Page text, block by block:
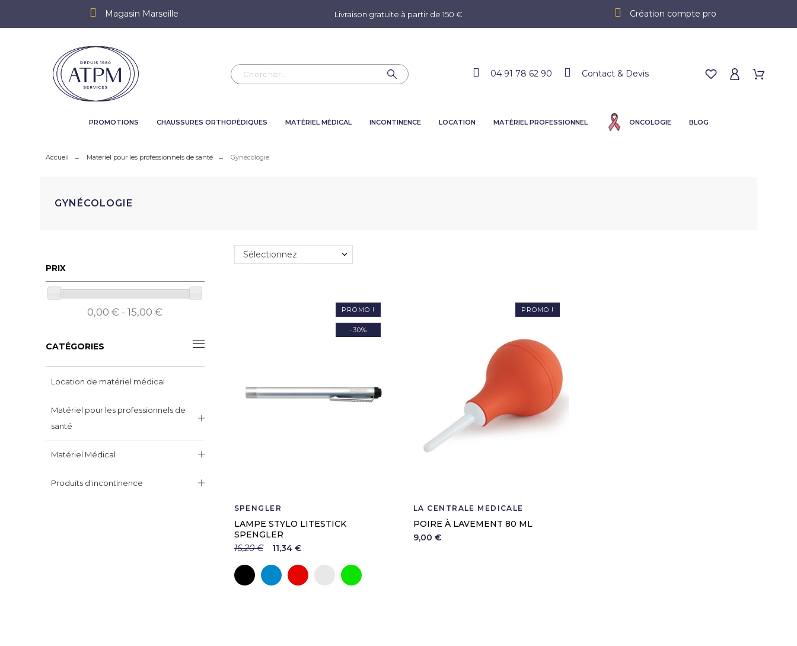
Magasin Marseille Livraison gratuite à partir de 150 € Création compte pro
04 91 78 62 90 Contact & Devis
PROMOTIONS CHAUSSURES ORTHOPÉDIQUES MATÉRIEL MÉDICAL INCONTINENCE LOCATION MATÉRIEL PROFESSIONNEL ONCOLOGIE BLOG
Accueil Matériel pour les professionnels de santé Gynécologie
GYNÉCOLOGIE
PRIX
0,00 € - 15,00 €
CATÉGORIES
Location de matériel médical
Matériel pour les professionnels de
santé
Matériel Médical
Produits d'incontinence
Sélectionnez
SPENGLER
LAMPE STYLO LITESTICK
SPENGLER
16,20 €
11,34 €
PROMO !
-30%
Noir BleuRougeArgentVert
LA CENTRALE MEDICALE
POIRE À LAVEMENT 80 ML
9,00 €
PROMO !